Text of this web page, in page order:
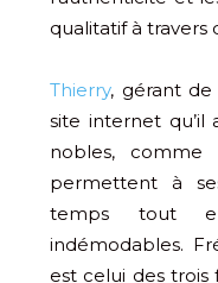
qualitatif à travers
Thierry, gérant de
site internet qu’il
nobles,
permettent à
temps tout
indémodables.
est celui des